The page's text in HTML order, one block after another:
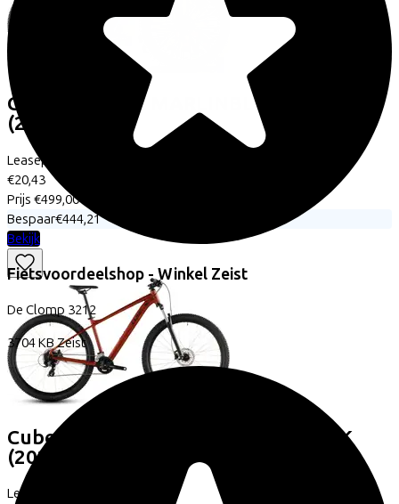
Fietsvoordeelshop - Winkel Zeist
De Clomp 3212
3704 KB Zeist
Cube
AIM ONE MARLINBLUE/REFLEX
(2026)
Leaseprijs p/m vanaf
€20,43
Prijs €499,00
Bespaar€444,21
Bekijk
Cube
AIM ONE SUNDOWNER/BLACK
(2026)
Leaseprijs p/m vanaf